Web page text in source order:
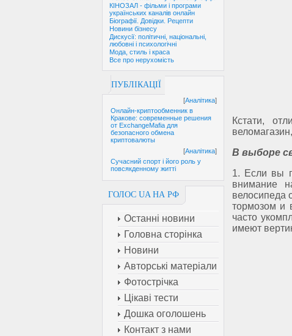
КІНОЗАЛ - фільми і програми
українських каналів онлайн
Біографії. Довідки. Рецепти
Новини бізнесу
Дискусії: політичні, національні,
любовні і психологічні
Мода, стиль і краса
Все про нерухомість
ПУБЛІКАЦІЇ
[Аналітика]
Онлайн-криптообменник в
Кракове: современные решения
от ExchangeMafia для
безопасного обмена
криптовалюты
[Аналітика]
Сучасний спорт і його роль у
повсякденному житті
ГОЛОС UA НА РФ
Останні новини
Головна сторінка
Новини
Авторські матеріали
Фотострічка
Цікаві тести
Дошка оголошень
Контакт з нами
Кстати,
В выборе
1. Если вы
внимание
велосипеда
тормозом и
часто
имеют